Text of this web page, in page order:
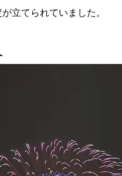
立てられていました。